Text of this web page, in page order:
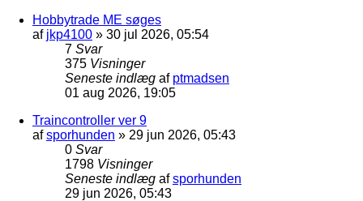
Hobbytrade ME søges
af jkp4100 » 30 jul 2026, 05:54
7 Svar
375 Visninger
Seneste indlæg af ptmadsen
01 aug 2026, 19:05
Traincontroller ver 9
afsporhunden » 29 jun 2026, 05:43
0 Svar
1798 Visninger
Seneste indlæg afsporhunden
29 jun 2026, 05:43